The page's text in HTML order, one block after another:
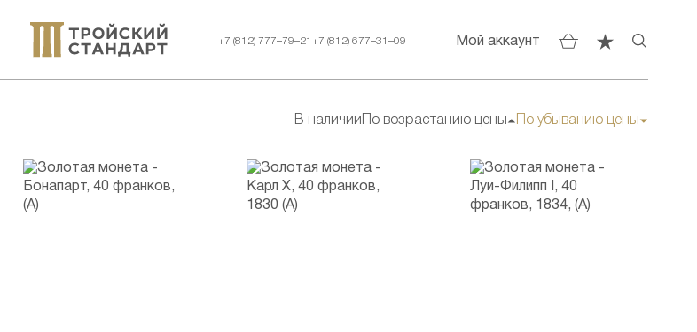
+7 (812) 777–79–21+7 (812) 677–31–09 Мой аккаунт
В наличии По возрастанию цены По убыванию цены